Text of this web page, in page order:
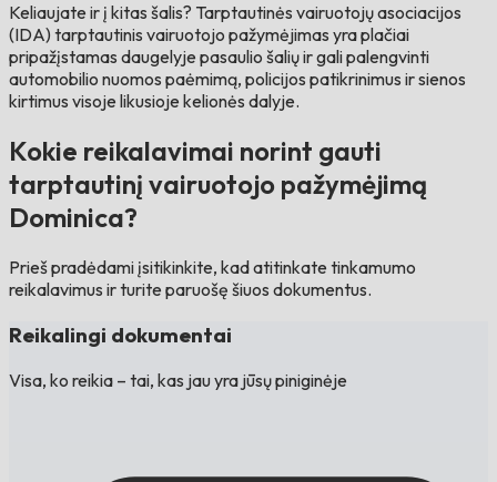
Keliaujate ir į kitas šalis? Tarptautinės vairuotojų asociacijos
(IDA) tarptautinis vairuotojo pažymėjimas yra plačiai
pripažįstamas daugelyje pasaulio šalių ir gali palengvinti
automobilio nuomos paėmimą, policijos patikrinimus ir sienos
kirtimus visoje likusioje kelionės dalyje.
Kokie reikalavimai norint gauti
tarptautinį vairuotojo pažymėjimą
Dominica?
Prieš pradėdami įsitikinkite, kad atitinkate tinkamumo
reikalavimus ir turite paruošę šiuos dokumentus.
Reikalingi dokumentai
Visa, ko reikia – tai, kas jau yra jūsų piniginėje